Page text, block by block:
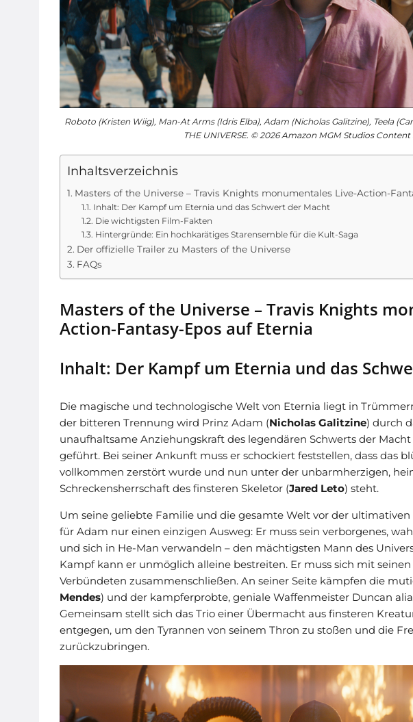
Roboto (Kristen Wiig), Man-At Arms (Idris Elba), Adam (Nicholas Galitzine), Teela
THE UNIVERSE. © 2026 Amazon MGM Studios Content
Inhaltsverzeichnis
Masters of the Universe – Travis Knights monumentales Live-Action-
Inhalt: Der Kampf um Eternia und das Schwert der Macht
Die wichtigsten Film-Fakten
Hintergründe: Ein hochkarätiges Starensemble für die Kult-Saga
Der offizielle Trailer zu Masters of the Universe
FAQs
Masters of the Universe – Travis Knights
Action-Fantasy-Epos auf Eternia
Inhalt: Der Kampf um Eternia und das
Die magische und technologische Welt von Eternia liegt in
der bitteren Trennung wird Prinz Adam (Nicholas Galitzine) durch
unaufhaltsame Anziehungskraft des legendären Schwerts der
geführt. Bei seiner Ankunft muss er schockiert feststellen, dass das
vollkommen zerstört wurde und nun unter der unbarmherzigen,
Schreckensherrschaft des finsteren Skeletor (Jared Leto) steht.
Um seine geliebte Familie und die gesamte Welt vor der
für Adam nur einen einzigen Ausweg: Er muss sein verborgenes,
und sich in He-Man verwandeln – den mächtigsten Mann des
Kampf kann er unmöglich alleine bestreiten. Er muss sich mit
Verbündeten zusammenschließen. An seiner Seite kämpfen die
Mendes) und der kampferprobte, geniale Waffenmeister Duncan
Gemeinsam stellt sich das Trio einer Übermacht aus finsteren
entgegen, um den Tyrannen von seinem Thron zu stoßen und die
zurückzubringen.